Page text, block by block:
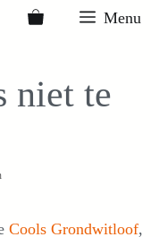
Menu
niet te
Cools Grondwitloof,